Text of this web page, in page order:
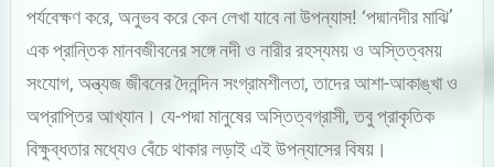
পর্যবেক্ষণ করে, অনুভব করে কেন লেখা যাবে না উপন্যাস! ‘পদ্মানদীর মাঝি’
এক প্রান্তিক মানবজীবনের সঙ্গে নদী ও নারীর রহস্যময় ও অস্তিত্বময়
সংযোগ, অন্ত্যজ জীবনের দৈনন্দিন সংগ্রামশীলতা, তাদের আশা-আকাঙ্খা ও
অপ্রাপ্তির আখ্যান। যে-পদ্মা মানুষের অস্তিত্বগ্রাসী, তবু প্রাকৃতিক
বিক্ষুব্ধতার মধ্যেও বেঁচে থাকার লড়াই এই উপন্যাসের বিষয়।